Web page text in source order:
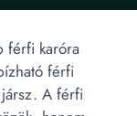
férfi karóra
férfi
A férfi